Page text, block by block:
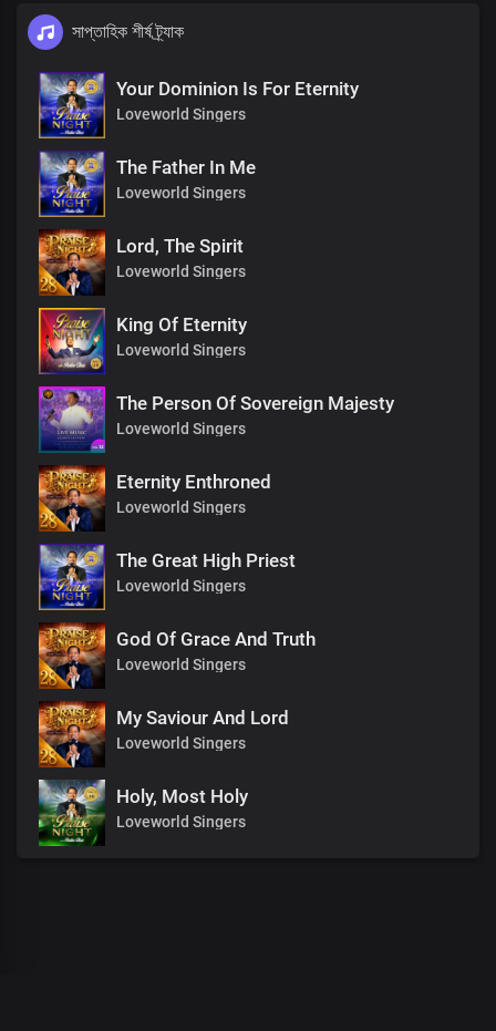
সাপ্তাহিক শীর্ষ ট্র্যাক
Your Dominion Is For Eternity
Loveworld Singers
The Father In Me
Loveworld Singers
Lord, The Spirit
Loveworld Singers
King Of Eternity
Loveworld Singers
The Person Of Sovereign Majesty
Loveworld Singers
Eternity Enthroned
Loveworld Singers
The Great High Priest
Loveworld Singers
God Of Grace And Truth
Loveworld Singers
My Saviour And Lord
Loveworld Singers
Holy, Most Holy
Loveworld Singers